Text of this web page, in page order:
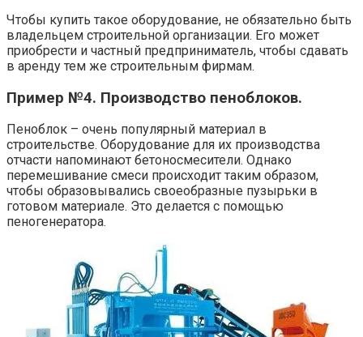
Чтобы купить такое оборудование, не обязательно быть
владельцем строительной организации. Его может
приобрести и частный предприниматель, чтобы сдавать
в аренду тем же строительным фирмам.
Пример №4. Производство пеноблоков.
Пеноблок – очень популярный материал в
строительстве. Оборудование для их производства
отчасти напоминают бетоносмесители. Однако
перемешивание смеси происходит таким образом,
чтобы образовывались своеобразные пузырьки в
готовом материале. Это делается с помощью
пеногенератора.